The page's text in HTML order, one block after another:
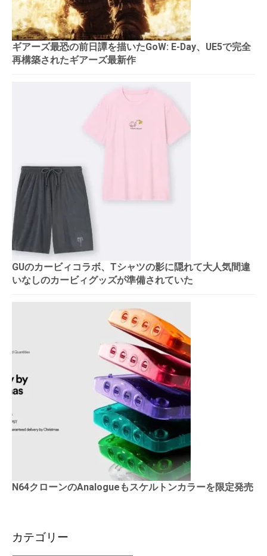
ギアーズ最恐の前日譚を描いたGoW: E-Day、UE5で完全
再構築されたギアーズ最新作
GUのカービィコラボ、Tシャツの影に隠れて大人気間違
いなしのカービィグッズが準備されていた
N64クローンのAnalogueもスケルトンカラーを限定発売
カテゴリー